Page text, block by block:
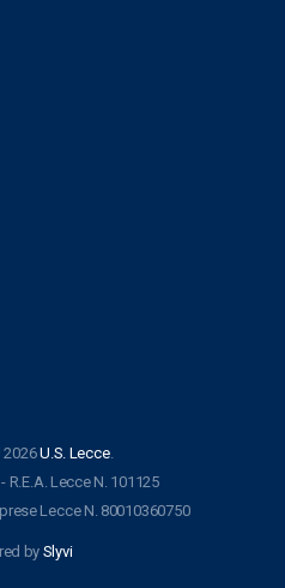
2026U.S. Lecce.
R.E.A. Lecce N. 101125
Lecce N. 80010360750
by Slyvi